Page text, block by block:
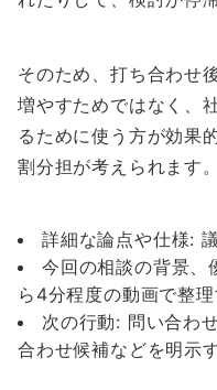
そのため、打ち合わせ
増やすためではなく、
るために使う方が効果
割分担が考えられます。
詳細な論点や仕様:
今回の相談の背景、
ら4分程度の動画で整理
次の行動: 問い合わ
合わせ候補などを明示